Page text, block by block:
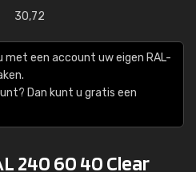
30,72
met een account uw eigen RAL-
Dan kunt u gratis een
240 60 40 Clear